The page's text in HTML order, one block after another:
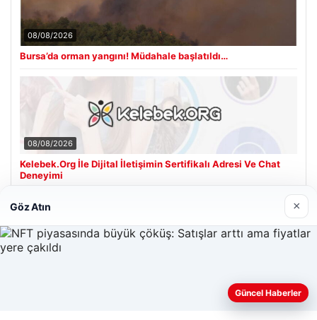
08/08/2026
Bursa’da orman yangını! Müdahale başlatıldı…
08/08/2026
Kelebek.Org İle Dijital İletişimin Sertifikalı Adresi Ve Chat
Deneyimi
Son Eklenen Firmalar
Web sitemizi nasıl kullandığınızı daha iyi anlayabilmek,
Göz Atın ×
Güncel Haberler